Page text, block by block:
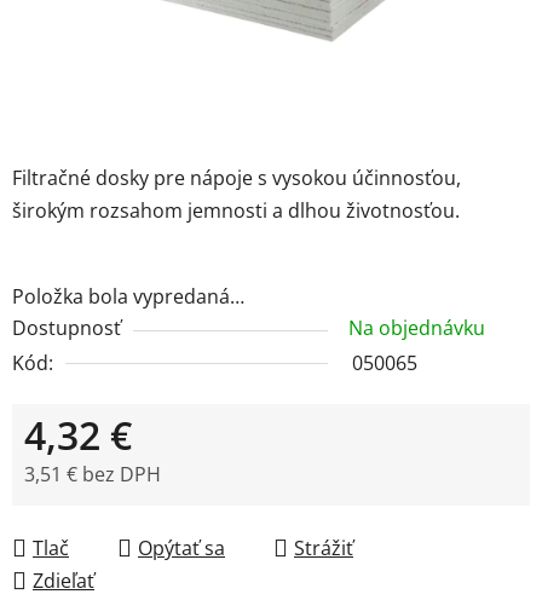
Filtračné dosky pre nápoje s vysokou účinnosťou,
širokým rozsahom jemnosti a dlhou životnosťou.
Položka bola vypredaná…
Dostupnosť
Na objednávku
Kód:
050065
4,32 €
3,51 € bez DPH
Tlač
Opýtať sa
Strážiť
Zdieľať